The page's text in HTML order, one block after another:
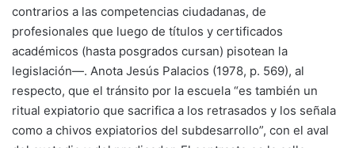
contrarios a las competencias ciudadanas, de
profesionales que luego de títulos y certificados
académicos (hasta posgrados cursan) pisotean la
legislación—. Anota Jesús Palacios (1978, p. 569), al
respecto, que el tránsito por la escuela “es también un
ritual expiatorio que sacrifica a los retrasados y los señala
como a chivos expiatorios del subdesarrollo”, con el aval